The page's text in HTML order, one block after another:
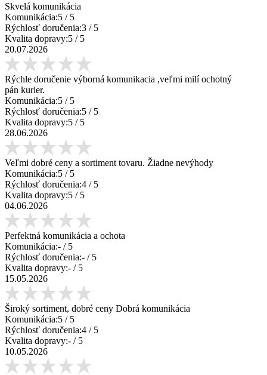
Skvelá komunikácia
Komunikácia:5 / 5
Rýchlosť doručenia:3 / 5
Kvalita dopravy:5 / 5
20.07.2026
Rýchle doručenie výborná komunikacia ,veľmi milí ochotný
pán kurier.
Komunikácia:5 / 5
Rýchlosť doručenia:5 / 5
Kvalita dopravy:5 / 5
28.06.2026
Veľmi dobré ceny a sortiment tovaru. Žiadne nevýhody
Komunikácia:5 / 5
Rýchlosť doručenia:4 / 5
Kvalita dopravy:5 / 5
04.06.2026
Perfektná komunikácia a ochota
Komunikácia:- / 5
Rýchlosť doručenia:- / 5
Kvalita dopravy:- / 5
15.05.2026
Široký sortiment, dobré ceny Dobrá komunikácia
Komunikácia:5 / 5
Rýchlosť doručenia:4 / 5
Kvalita dopravy:- / 5
10.05.2026